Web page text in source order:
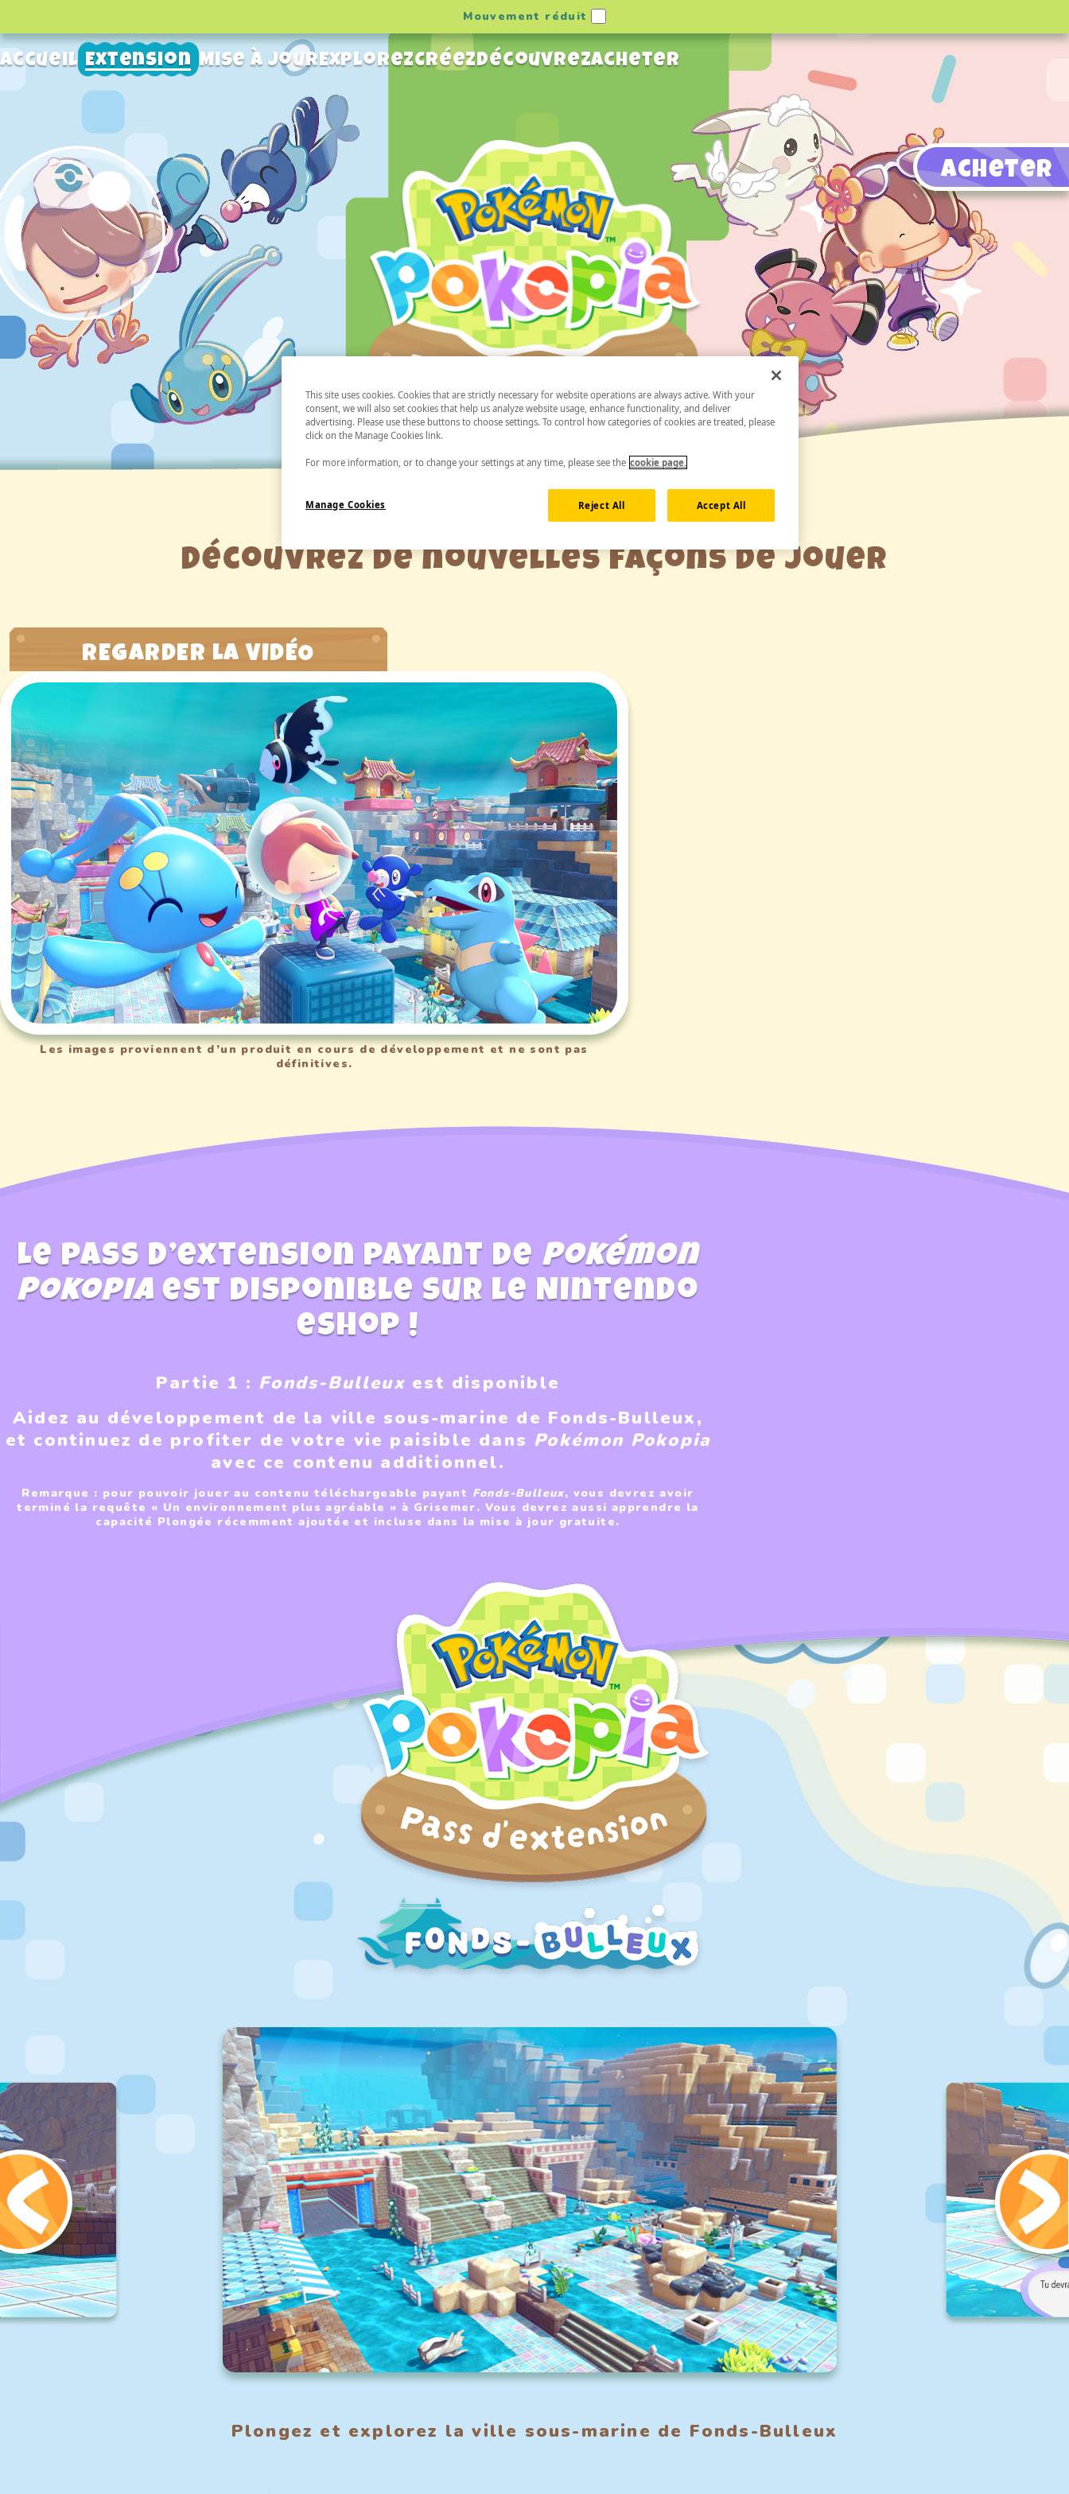
Mouvement réduit
Accueil Extension Mise à jourExplorezCréezDécouvrezAcheter
Acheter
Découvrez de nouvelles façons de jouer
REGARDER LA VIDÉO
Les images proviennent d’un produit en cours de développement et ne sont pas
définitives.
Le pass d’extension payant de Pokémon
Pokopia est disponible sur le Nintendo
eShop !
Partie 1 : Fonds-Bulleux est disponible
Aidez au développement de la ville sous-marine de Fonds-Bulleux,
et continuez de profiter de votre vie paisible dans Pokémon Pokopia
avec ce contenu additionnel.
Remarque : pour pouvoir jouer au contenu téléchargeable payant Fonds-Bulleux, vous devrez avoir
terminé la requête « Un environnement plus agréable » à Grisemer. Vous devrez aussi apprendre la
capacité Plongée récemment ajoutée et incluse dans la mise à jour gratuite.​
Plongez et explorez la ville sous-marine de Fonds-Bulleux
This site uses cookies. Cookies that are strictly necessary for website operations are always active. With your
consent, we will also set cookies that help us analyze website usage, enhance functionality, and deliver
advertising. Please use these buttons to choose settings. To control how categories of cookies are treated, please
click on the Manage Cookies link.
For more information, or to change your settings at any time, please see the cookie page.
Manage Cookies Reject All Accept All